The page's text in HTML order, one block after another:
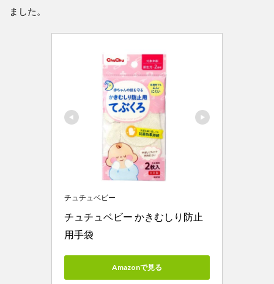
ました。
チュチュベビー
チュチュベビー かきむしり防止
用手袋
Amazonで見る